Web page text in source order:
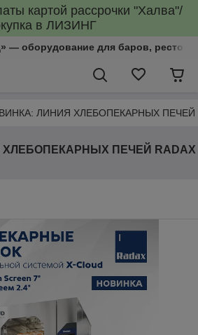
картой рассрочки "Халва"/
в ЛИЗИНГ
— оборудование для баров,
ЛИНИЯ ХЛЕБОПЕКАРНЫХ ПЕЧЕЙ
ПЕЧЕЙ RADAX